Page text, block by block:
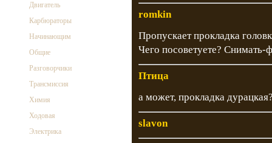
Двигатель
Карбюраторы
Начинающим
Общие
Разговорчики
Трансмиссия
Химия
Ходовая
Электрика
romkin
Пропускает прокладка
Чего посоветуете? Снимать-
Птица
а может, прокладка
slavon